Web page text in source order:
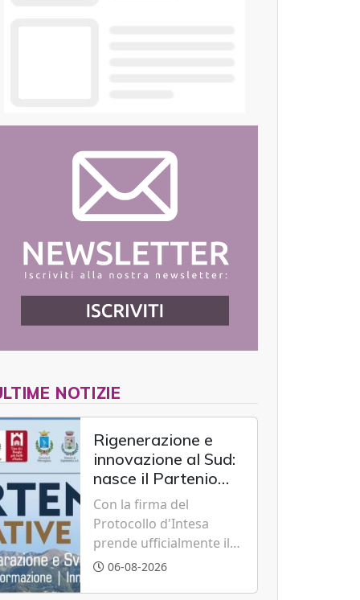
NOTIZIE
Rigenerazione e
innovazione al Sud:
nasce il Partenio
Creative Hub per il
rilancio del
territorio
Con la firma del
Protocollo d'Intesa
prende ufficialmente il
via il recupero dell'ex
06-08-2026